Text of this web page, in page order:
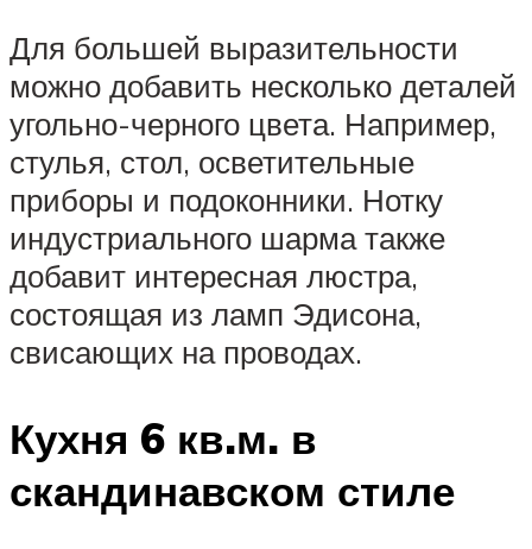
Для большей выразительности
можно добавить несколько деталей
угольно-черного цвета. Например,
стулья, стол, осветительные
приборы и подоконники. Нотку
индустриального шарма также
добавит интересная люстра,
состоящая из ламп Эдисона,
свисающих на проводах.
Кухня 6 кв.м. в
скандинавском стиле